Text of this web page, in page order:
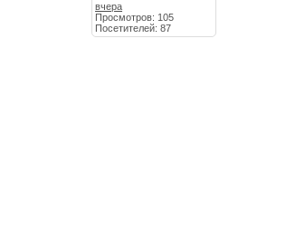
вчера
Просмотров: 105
Посетителей: 87